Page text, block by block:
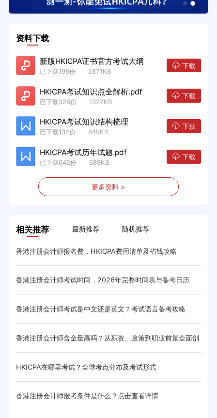
资料下载
新版HKICPA证书官方考试大纲
已下载198份 2871KB
下载
HKICPA考试知识点全解析.pdf
已下载328份 1327KB
下载
HKICPA考试知识结构梳理
已下载134份 849KB
下载
HKICPA考试历年试题.pdf
已下载642份 689KB
下载
更多资料 >
相关推荐 最新推荐 随机推荐
香港注册会计师报名费，HKICPA费用清单及省钱攻略
香港注册会计师考试时间，2026年完整时间表与备考日历
香港注册会计师考试是中文还是英文？考试语言备考攻略
香港注册会计师含金量高吗？从薪资、政策到职业前景全面剖
析
HKICPA在哪里考试？全球考点分布及考试形式
香港注册会计师报考条件是什么？点击查看详情